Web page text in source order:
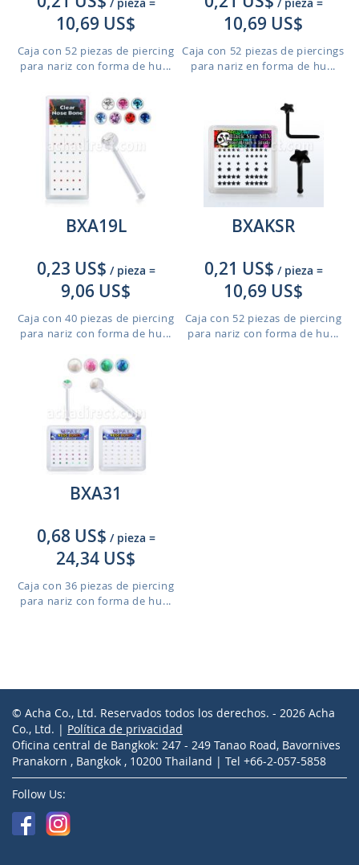
10,69 US$
Caja con 52 piezas de piercing
para nariz con forma de hu...
10,69 US$
Caja con 52 piezas de piercings
para nariz en forma de hu...
BXA19L
0,23 US$ / pieza =
9,06 US$
Caja con 40 piezas de piercing
para nariz con forma de hu...
BXAKSR
0,21 US$ / pieza =
10,69 US$
Caja con 52 piezas de piercing
para nariz con forma de hu...
BXA31
0,68 US$ / pieza =
24,34 US$
Caja con 36 piezas de piercing
para nariz con forma de hu...
© Acha Co., Ltd. Reservados todos los derechos. - 2026 Acha
Co., Ltd. | Política de privacidad
Oficina central de Bangkok: 247 - 249 Tanao Road, Bavornives
Pranakorn , Bangkok , 10200 Thailand | Tel +66-2-057-5858
Follow Us: